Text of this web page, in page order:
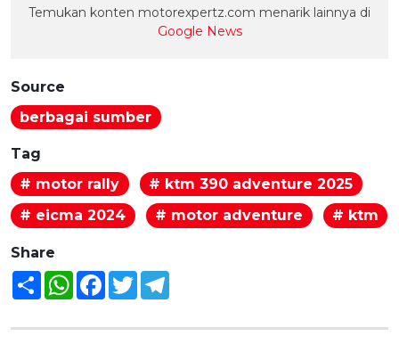
Temukan konten motorexpertz.com menarik lainnya di
Google News
Source
berbagai sumber
Tag
# motor rally
# ktm 390 adventure 2025
# eicma 2024
# motor adventure # ktm
Share
Share WhatsAppFacebook
Twitter